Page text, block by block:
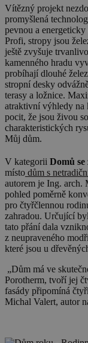
Vítězný projekt
promyšlená
pevnou a
Profi, stropy jsou
ještě zvyšuje
kamenného hradu
probíhají dlouhé
stropní desky
terasy a ložnice.
atraktivní výhledy na
pocit, že jsou živou
charakteristických
Můj dům.
V kategorii Domů se
místo dům s
autorem je Ing.
pohled poměrně
pro čtyřčlennou
zahradou. Určující
tato přání dala
z neupraveného
které jsou u
„Dům má ve
Porotherm, tvoří jej
fasády připomíná
Michal Valert, autor